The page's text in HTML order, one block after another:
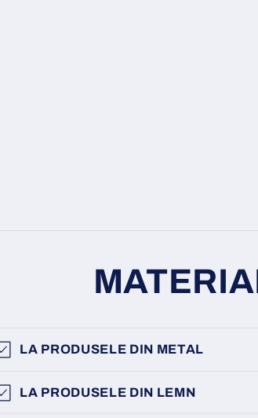
LA PRODUSELE DIN METAL
LA PRODUSELE DIN LEMN